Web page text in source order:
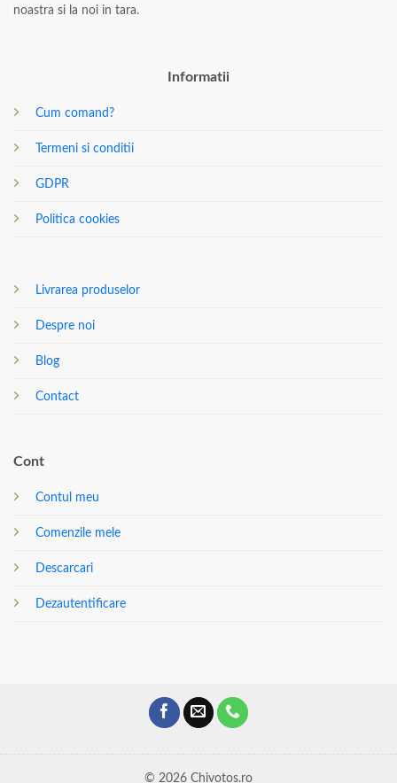
noastra si la noi in tara.
Informatii
Cum comand?
Termeni si conditii
GDPR
Politica cookies
Livrarea produselor
Despre noi
Blog
Contact
Cont
Contul meu
Comenzile mele
Descarcari
Dezautentificare
© 2026 Chivotos.ro